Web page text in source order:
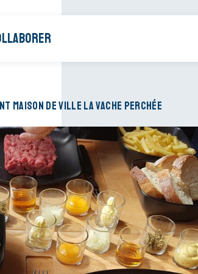
MAISON DE VILLE LA VACHE PERCHÉE